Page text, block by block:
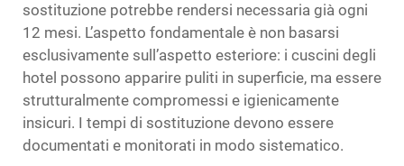
sostituzione potrebbe rendersi necessaria già ogni
12 mesi. L’aspetto fondamentale è non basarsi
esclusivamente sull’aspetto esteriore: i cuscini degli
hotel possono apparire puliti in superficie, ma essere
strutturalmente compromessi e igienicamente
insicuri. I tempi di sostituzione devono essere
documentati e monitorati in modo sistematico.